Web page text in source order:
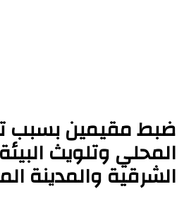
ضبط مقيمين بسبب
المحلي وتلويث
الشرقية والمدينة